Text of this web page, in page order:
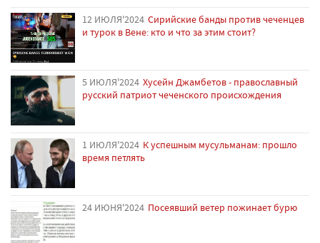
12 ИЮЛЯ'2024 Сирийские банды против чеченцев
и турок в Вене: кто и что за этим стоит?
5 ИЮЛЯ'2024 Хусейн Джамбетов - православный
русский патриот чеченского происхождения
1 ИЮЛЯ'2024 К успешным мусульманам: прошло
время петлять
24 ИЮНЯ'2024 Посеявший ветер пожинает бурю